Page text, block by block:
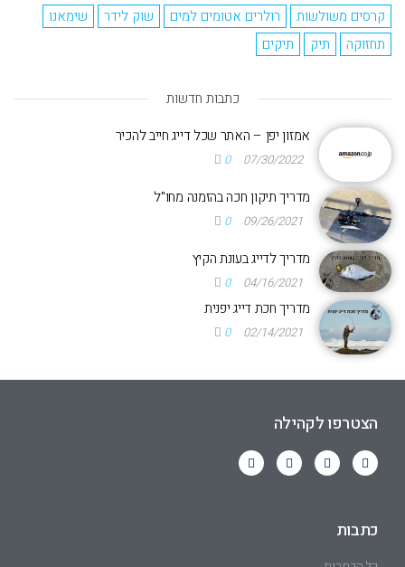
קרסים משולשות
רולרים אטומים למים שוק לידר
שימאנו
תחזוקה
תיק תיקים
כתבות חדשות
אמזון יפן – האתר שכל דייג חייב להכיר
07/30/2022
0
מדריך תיקון חכה בהזמנה מחו"ל
09/26/2021
0
מדריך לדייג בעונת הקיץ
04/16/2021
0
מדריך חכת דייג יפנית
02/14/2021
0
הצטרפו לקהילה
כתבות